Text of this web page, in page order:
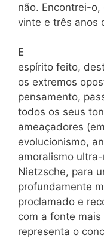
não. Encontrei-
vinte e três anos
E
espírito feito,
os extremos
pensamento,
todos os seus
ameaçadores
evolucionismo,
amoralismo
Nietzsche, para
profundamente
proclamado e
com a fonte
representa o